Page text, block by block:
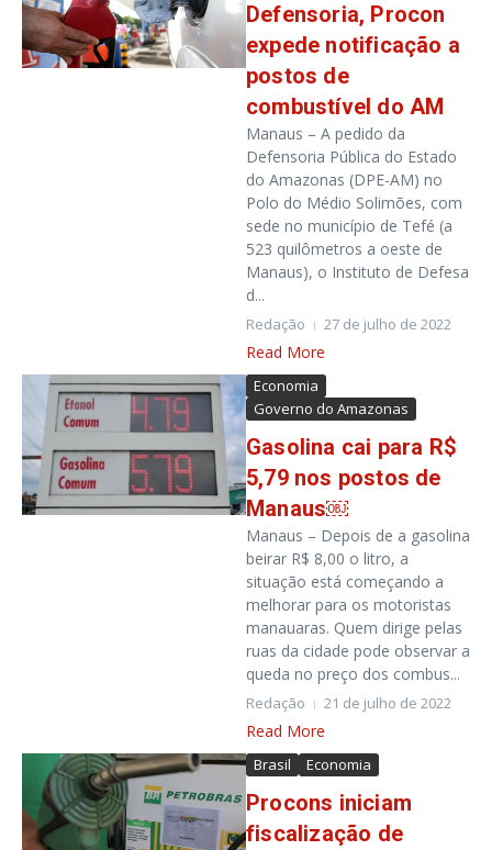
Defensoria, Procon
expede notificação a
postos de
combustível do AM
Manaus – A pedido da
Defensoria Pública do Estado
do Amazonas (DPE-AM) no
Polo do Médio Solimões, com
sede no município de Tefé (a
523 quilômetros a oeste de
Manaus), o Instituto de Defesa
d...
Redação 27 de julho de 2022
Read More
Economia
Governo do Amazonas
Gasolina cai para R$
5,79 nos postos de
Manaus￼
Manaus – Depois de a gasolina
beirar R$ 8,00 o litro, a
situação está começando a
melhorar para os motoristas
manauaras. Quem dirige pelas
ruas da cidade pode observar a
queda no preço dos combus...
Redação 21 de julho de 2022
Read More
Brasil Economia
Procons iniciam
fiscalização de